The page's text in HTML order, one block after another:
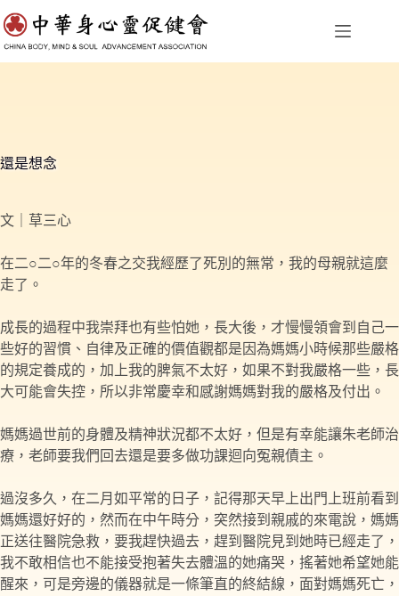
跳
至
主
還是想念
文｜草三心
在二○二○年的冬春之交我經歷了死別的無常，我的母親就這麼
走了。
成長的過程中我崇拜也有些怕她，長大後，才慢慢領會到自己一
些好的習慣、自律及正確的價值觀都是因為媽媽小時候那些嚴格
的規定養成的，加上我的脾氣不太好，如果不對我嚴格一些，長
大可能會失控，所以非常慶幸和感謝媽媽對我的嚴格及付出。
媽媽過世前的身體及精神狀況都不太好，但是有幸能讓朱老師治
療，老師要我們回去還是要多做功課迴向冤親債主。
過沒多久，在二月如平常的日子，記得那天早上出門上班前看到
媽媽還好好的，然而在中午時分，突然接到親戚的來電說，媽媽
正送往醫院急救，要我趕快過去，趕到醫院見到她時已經走了，
我不敢相信也不能接受抱著失去體溫的她痛哭，搖著她希望她能
醒來，可是旁邊的儀器就是一條筆直的終結線，面對媽媽死亡，